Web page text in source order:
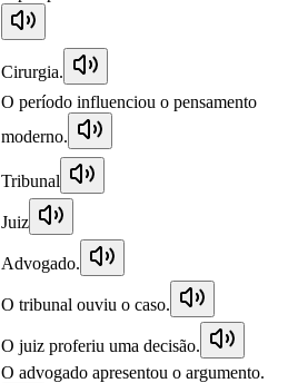
Cirurgia.
O período influenciou o pensamento
moderno.
Tribunal
Juiz
Advogado.
O tribunal ouviu o caso.
O juiz proferiu uma decisão.
O advogado apresentou o argumento.